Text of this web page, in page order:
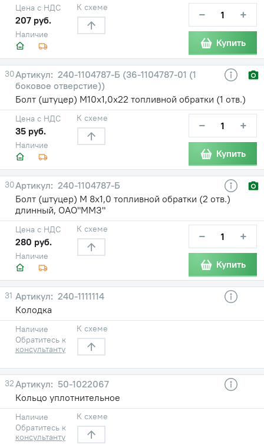
Наличие
Цена с НДС
207 руб.
К схеме − +
Купить
30
240-1104787-Б (36-1104787-01 (1
боковое отверстие))
Болт (штуцер) М10х1,0х22 топливной обратки (1 отв.)
Наличие
Цена с НДС
35 руб.
К схеме − +
Купить
30
240-1104787-Б
Болт (штуцер) М 8х1,0 топливной обратки (2 отв.)
длинный, ОАО"ММЗ"
Наличие
Цена с НДС
280 руб.
К схеме − +
Купить
31
240-1111114
Колодка
Наличие
Обратитесь к
консультанту
К схеме
32
50-1022067
Кольцо уплотнительное
Наличие
Обратитесь к
консультанту
К схеме